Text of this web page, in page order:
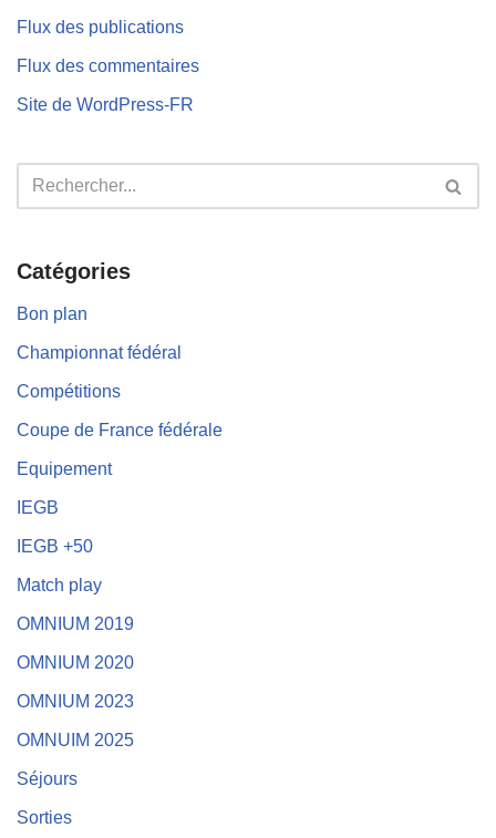
Flux des publications
Flux des commentaires
Site de WordPress-FR
Catégories
Bon plan
Championnat fédéral
Compétitions
Coupe de France fédérale
Equipement
IEGB
IEGB +50
Match play
OMNIUM 2019
OMNIUM 2020
OMNIUM 2023
OMNUIM 2025
Séjours
Sorties